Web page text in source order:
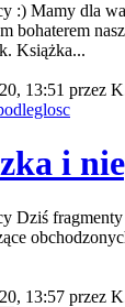
:) Mamy dla
bohaterem
Książka...
13:51 przez
i
Dziś
13:57 przez